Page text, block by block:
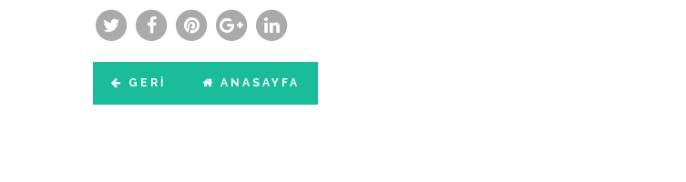
GERI ANASAYFA